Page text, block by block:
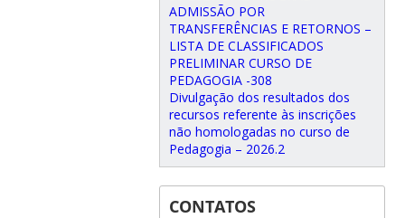
ADMISSÃO POR
TRANSFERÊNCIAS E RETORNOS –
LISTA DE CLASSIFICADOS
PRELIMINAR CURSO DE
PEDAGOGIA -308
Divulgação dos resultados dos
recursos referente às inscrições
não homologadas no curso de
Pedagogia – 2026.2
CONTATOS